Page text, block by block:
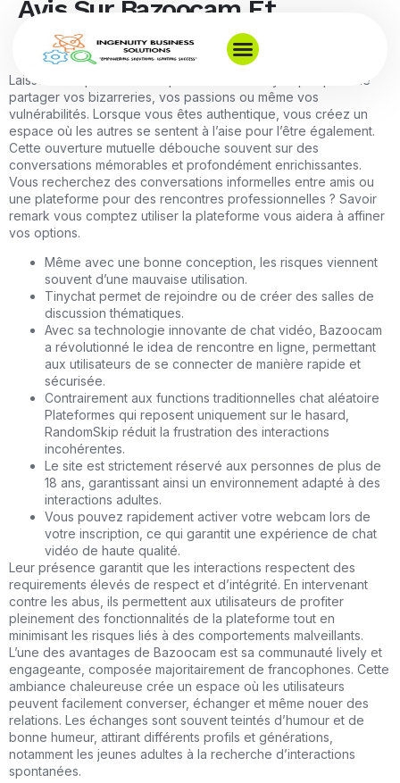
Avis Sur Bazoocam Et
Meilleures Options Gratuites
Laissez transparaître votre personnalité – n’ayez pas peur de
partager vos bizarreries, vos passions ou même vos
vulnérabilités. Lorsque vous êtes authentique, vous créez un
espace où les autres se sentent à l’aise pour l’être également.
Cette ouverture mutuelle débouche souvent sur des
conversations mémorables et profondément enrichissantes.
Vous recherchez des conversations informelles entre amis ou
une plateforme pour des rencontres professionnelles ? Savoir
remark vous comptez utiliser la plateforme vous aidera à affiner
vos options.
Même avec une bonne conception, les risques viennent
souvent d’une mauvaise utilisation.
Tinychat permet de rejoindre ou de créer des salles de
discussion thématiques.
Avec sa technologie innovante de chat vidéo, Bazoocam
a révolutionné le idea de rencontre en ligne, permettant
aux utilisateurs de se connecter de manière rapide et
sécurisée.
Contrairement aux functions traditionnelles chat aléatoire
Plateformes qui reposent uniquement sur le hasard,
RandomSkip réduit la frustration des interactions
incohérentes.
Le site est strictement réservé aux personnes de plus de
18 ans, garantissant ainsi un environnement adapté à des
interactions adultes.
Vous pouvez rapidement activer votre webcam lors de
votre inscription, ce qui garantit une expérience de chat
vidéo de haute qualité.
Leur présence garantit que les interactions respectent des
requirements élevés de respect et d’intégrité. En intervenant
contre les abus, ils permettent aux utilisateurs de profiter
pleinement des fonctionnalités de la plateforme tout en
minimisant les risques liés à des comportements malveillants.
L’une des avantages de Bazoocam est sa communauté lively et
engageante, composée majoritairement de francophones. Cette
ambiance chaleureuse crée un espace où les utilisateurs
peuvent facilement converser, échanger et même nouer des
relations. Les échanges sont souvent teintés d’humour et de
bonne humeur, attirant différents profils et générations,
notamment les jeunes adultes à la recherche d’interactions
spontanées.